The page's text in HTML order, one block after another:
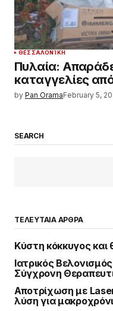
ΘΕΣΣΑΛΟΝΊΚΗ
Πυλαία:
καταγγελίες
by Pan OramaFebruary 5,
SEARCH
ΤΕΛΕΥΤΑΙΑ ΑΡΘΡΑ
Κύστη κόκκυγος και
Ιατρικός
Σύγχρονη
Αποτρίχωση με
λύση για